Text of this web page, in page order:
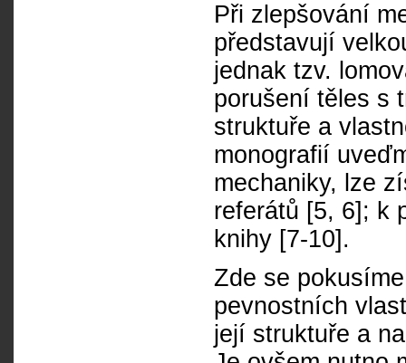
Při zlepšování
představují
jednak tzv.
porušení těles s
struktuře a
monografií
mechaniky, lze
referátů [5, 6]; k
knihy [7-10].
Zde se
pevnostních
její struktuře a